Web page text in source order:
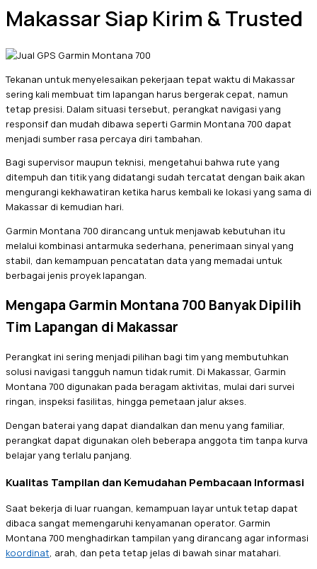
Makassar Siap Kirim & Trusted
Tekanan untuk menyelesaikan pekerjaan tepat waktu di Makassar
sering kali membuat tim lapangan harus bergerak cepat, namun
tetap presisi. Dalam situasi tersebut, perangkat navigasi yang
responsif dan mudah dibawa seperti Garmin Montana 700 dapat
menjadi sumber rasa percaya diri tambahan.
Bagi supervisor maupun teknisi, mengetahui bahwa rute yang
ditempuh dan titik yang didatangi sudah tercatat dengan baik akan
mengurangi kekhawatiran ketika harus kembali ke lokasi yang sama di
Makassar di kemudian hari.
Garmin Montana 700 dirancang untuk menjawab kebutuhan itu
melalui kombinasi antarmuka sederhana, penerimaan sinyal yang
stabil, dan kemampuan pencatatan data yang memadai untuk
berbagai jenis proyek lapangan.
Mengapa Garmin Montana 700 Banyak Dipilih
Tim Lapangan di Makassar
Perangkat ini sering menjadi pilihan bagi tim yang membutuhkan
solusi navigasi tangguh namun tidak rumit. Di Makassar, Garmin
Montana 700 digunakan pada beragam aktivitas, mulai dari survei
ringan, inspeksi fasilitas, hingga pemetaan jalur akses.
Dengan baterai yang dapat diandalkan dan menu yang familiar,
perangkat dapat digunakan oleh beberapa anggota tim tanpa kurva
belajar yang terlalu panjang.
Kualitas Tampilan dan Kemudahan Pembacaan Informasi
Saat bekerja di luar ruangan, kemampuan layar untuk tetap dapat
dibaca sangat memengaruhi kenyamanan operator. Garmin
Montana 700 menghadirkan tampilan yang dirancang agar informasi
koordinat , arah, dan peta tetap jelas di bawah sinar matahari.